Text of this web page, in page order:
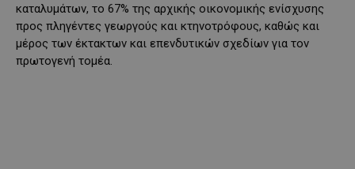
καταλυμάτων, το 67% της αρχικής οικονομικής ενίσχυσης
προς πληγέντες γεωργούς και κτηνοτρόφους, καθώς και
μέρος των έκτακτων και επενδυτικών σχεδίων για τον
πρωτογενή τομέα.